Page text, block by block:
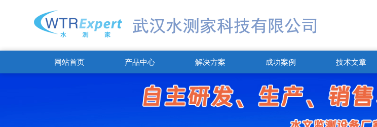
网站首页 产品中心 解决方案 成功案例 技术文章